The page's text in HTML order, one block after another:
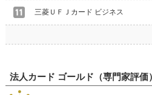
三菱ＵＦＪカード ビジネス
法人カード ゴールド（専門家評価）